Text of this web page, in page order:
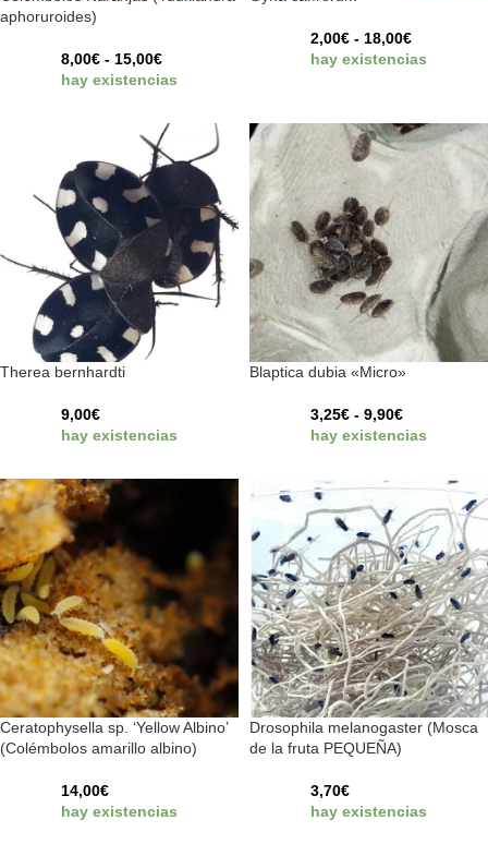
aphoruroides)
8,00€ - 15,00€
hay existencias
2,00€ - 18,00€
hay existencias
Therea bernhardti
9,00€
hay existencias
Blaptica dubia «Micro»
3,25€ - 9,90€
hay existencias
Ceratophysella sp. ‘Yellow Albino’
(Colémbolos amarillo albino)
14,00€
hay existencias
Drosophila melanogaster (Mosca
de la fruta PEQUEÑA)
3,70€
hay existencias